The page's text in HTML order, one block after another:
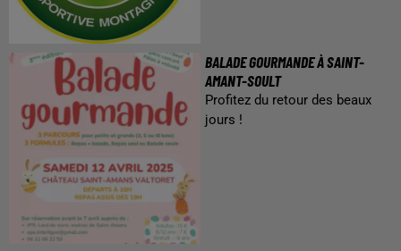
BALADE GOURMANDE À SAINT-
AMANT-SOULT
Profitez du retour des beaux
jours !